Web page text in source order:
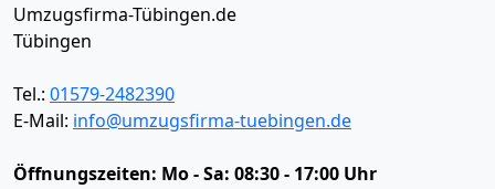
Umzugsfirma-Tübingen.de
Tübingen
Tel.: 01579-2482390
E-Mail: info@umzugsfirma-tuebingen.de
Öffnungszeiten: Mo - Sa: 08:30 - 17:00 Uhr